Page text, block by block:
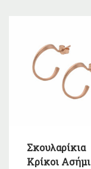
Σκουλαρίκια
Κρίκοι Ασήμι